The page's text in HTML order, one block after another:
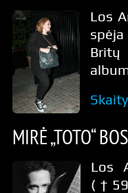
Los
Britų
MIRĖ „TOTO“
Los